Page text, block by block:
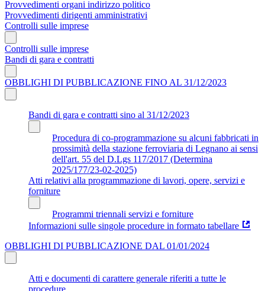
Provvedimenti organi indirizzo politico
Provvedimenti dirigenti amministrativi
Controlli sulle imprese
Controlli sulle imprese
Bandi di gara e contratti
OBBLIGHI DI PUBBLICAZIONE FINO AL 31/12/2023
Bandi di gara e contratti sino al 31/12/2023
Procedura di co-programmazione su alcuni fabbricati in
prossimità della stazione ferroviaria di Legnano ai sensi
dell'art. 55 del D.Lgs 117/2017 (Determina
2025/177/23-02-2025)
Atti relativi alla programmazione di lavori, opere, servizi e
forniture
Programmi triennali servizi e forniture
Informazioni sulle singole procedure in formato tabellare
OBBLIGHI DI PUBBLICAZIONE DAL 01/01/2024
Atti e documenti di carattere generale riferiti a tutte le
procedure